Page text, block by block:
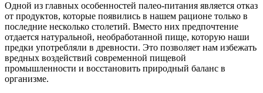
Одной из главных особенностей палео-питания является отказ
от продуктов, которые появились в нашем рационе только в
последние несколько столетий. Вместо них предпочтение
отдается натуральной, необработанной пище, которую наши
предки употребляли в древности. Это позволяет нам избежать
вредных воздействий современной пищевой
промышленности и восстановить природный баланс в
организме.